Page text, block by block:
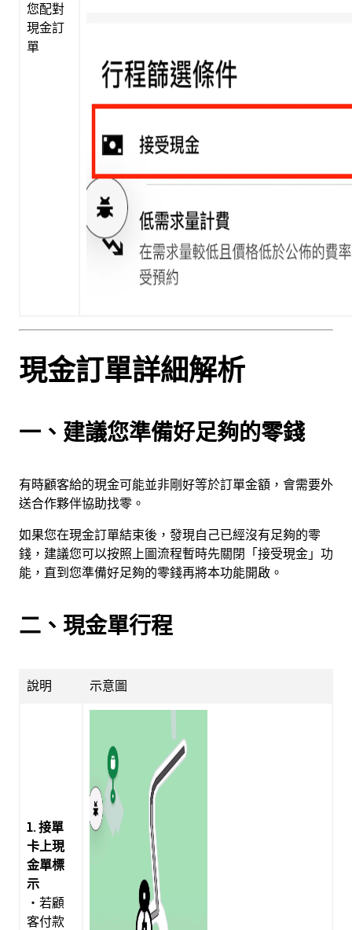
您配對
現金訂
單
現金訂單詳細解析
一、建議您準備好足夠的零錢
有時顧客給的現金可能並非剛好等於訂單金額，會需要外
送合作夥伴協助找零。
如果您在現金訂單結束後，發現自己已經沒有足夠的零
錢，建議您可以按照上圖流程暫時先關閉「接受現金」功
能，直到您準備好足夠的零錢再將本功能開啟。
二、現金單行程
說明 示意圖
1. 接單
卡上現
金單標
示
・若顧
客付款